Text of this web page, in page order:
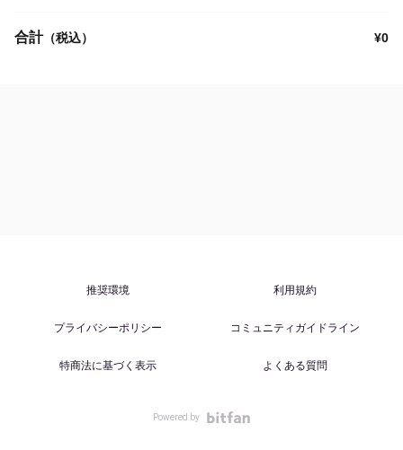
合計（税込） ¥0
推奨環境 利用規約
プライバシーポリシー コミュニティガイドライン
特商法に基づく表示 よくある質問
Powered by